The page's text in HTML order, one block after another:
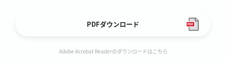
PDFダウンロード
Adobe Acrobat Readerのダウンロードはこちら